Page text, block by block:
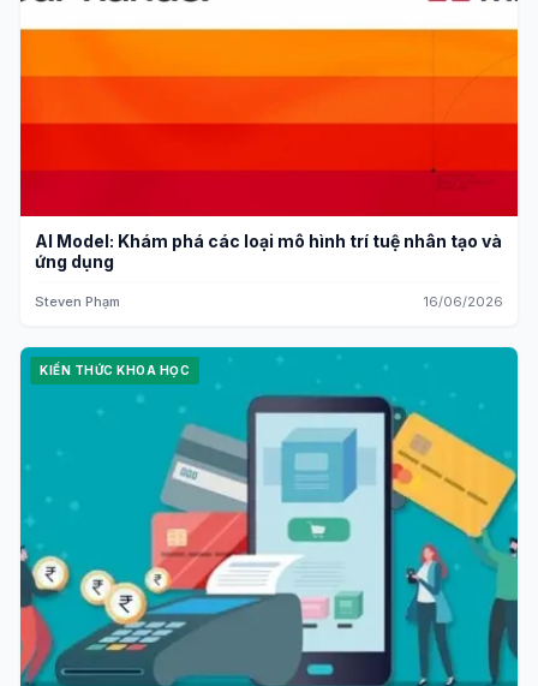
AI Model: Khám phá các loại mô hình trí tuệ nhân tạo và
ứng dụng
Steven Phạm 16/06/2026
KIẾN THỨC KHOA HỌC